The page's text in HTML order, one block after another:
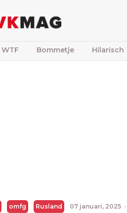
WTF Bommetje Hilarisch
omfg Rusland 07 januari, 2025 ·